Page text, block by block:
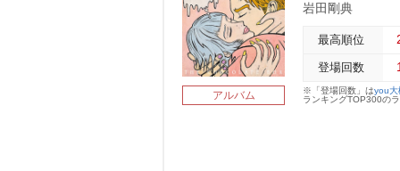
アルバム
田剛典
最高順位
登場回数
※「登場回数」はyou大
ランキングTOP300の